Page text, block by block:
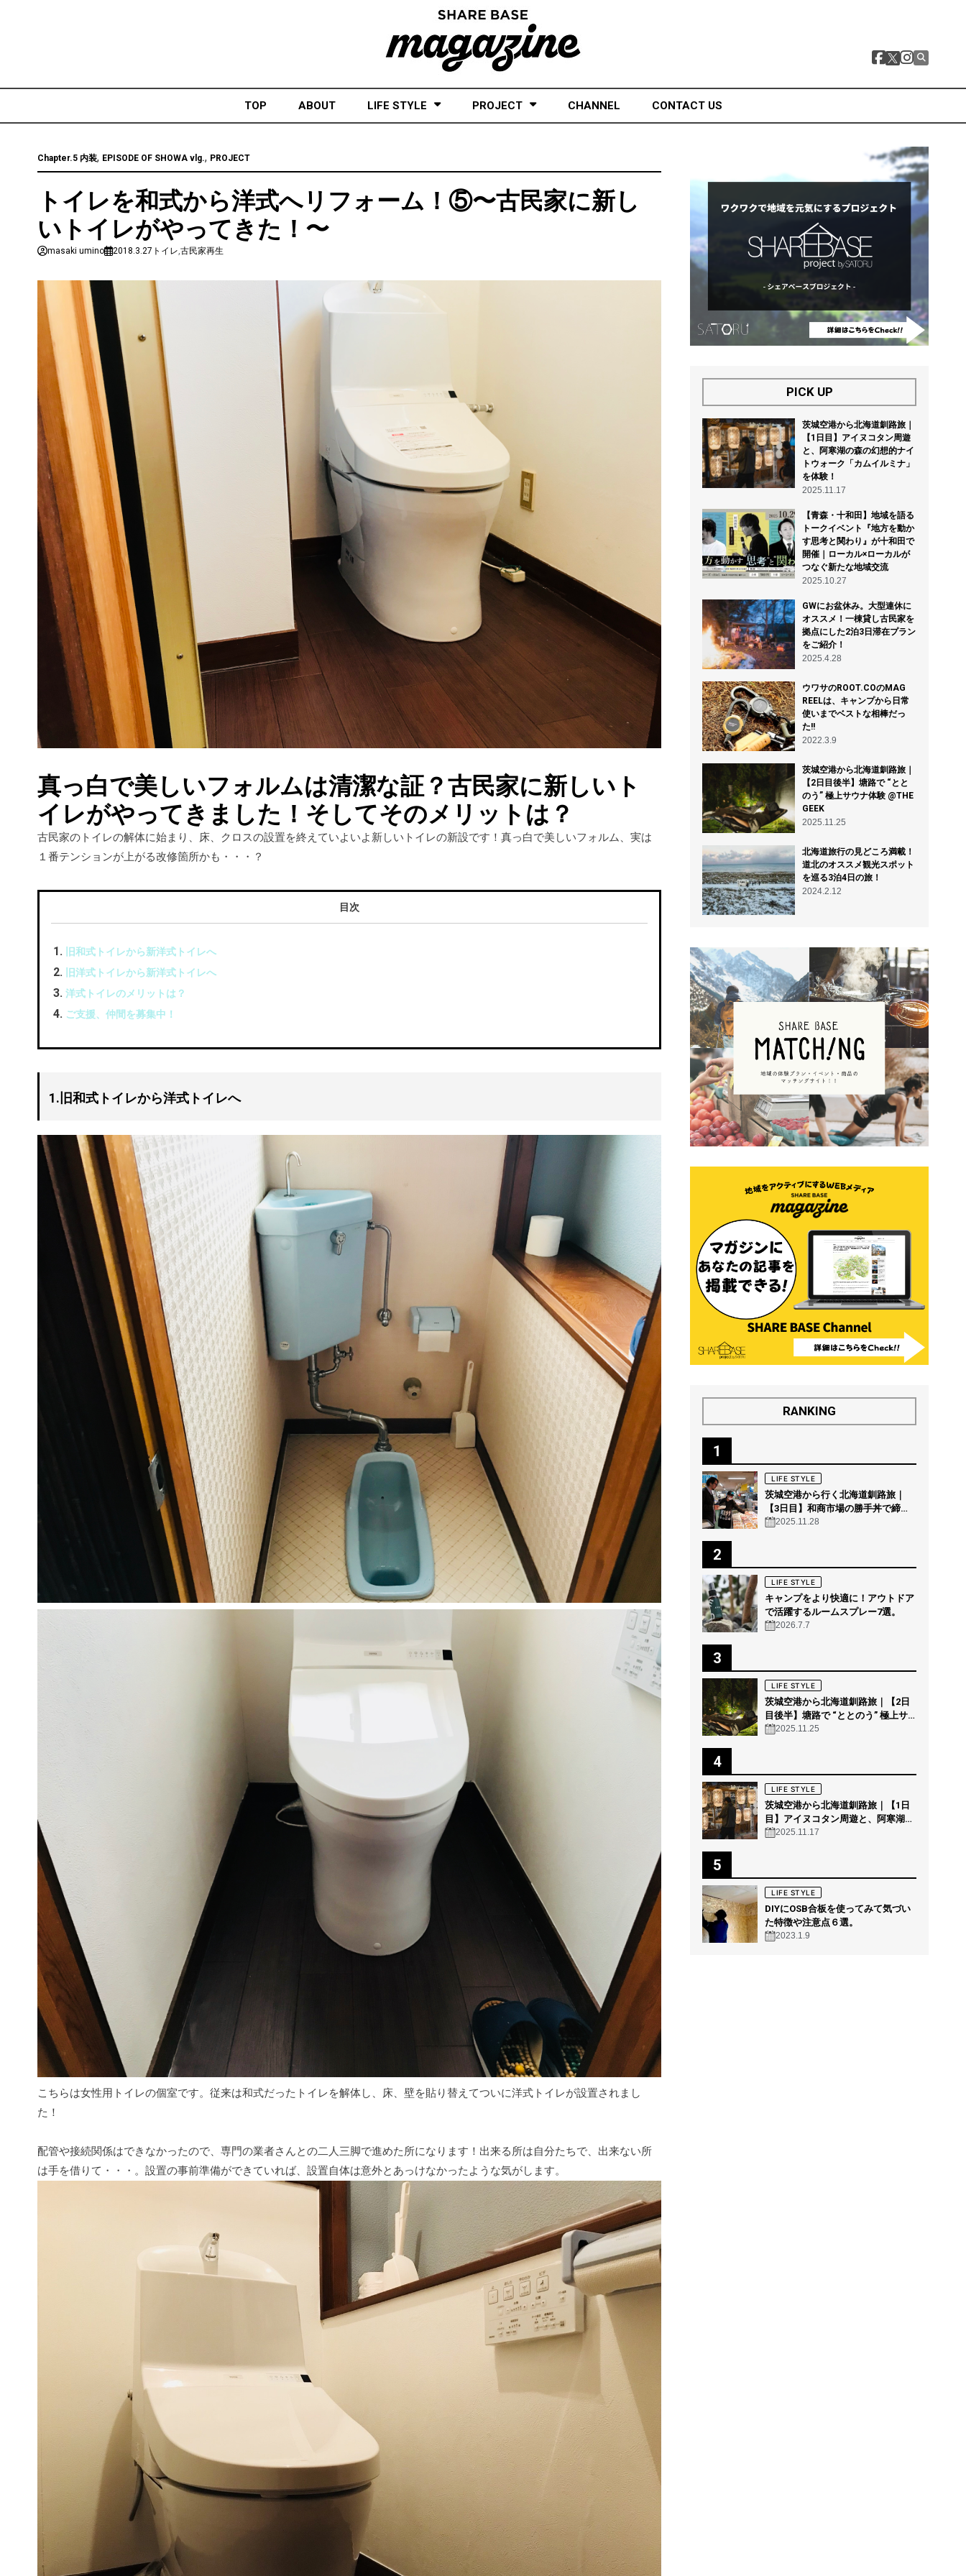
TOP ABOUT LIFE STYLE PROJECT CHANNEL CONTACT US
Chapter.5 内装, EPISODE OF SHOWA vlg., PROJECT
トイレを和式から洋式へリフォーム！⑤〜古民家に新し
いトイレがやってきた！〜
masaki umino 2018.3.27 トイレ,古民家再生
真っ白で美しいフォルムは清潔な証？古民家に新しいト
イレがやってきました！そしてそのメリットは？
古民家のトイレの解体に始まり、床、クロスの設置を終えていよいよ新しいトイレの新設です！真っ白で美しいフォルム、実は
１番テンションが上がる改修箇所かも・・・？
目次
旧和式トイレから新洋式トイレへ
旧洋式トイレから新洋式トイレへ
洋式トイレのメリットは？
ご支援、仲間を募集中！
1.旧和式トイレから洋式トイレへ
こちらは女性用トイレの個室です。従来は和式だったトイレを解体し、床、壁を貼り替えてついに洋式トイレが設置されまし
た！
配管や接続関係はできなかったので、専門の業者さんとの二人三脚で進めた所になります！出来る所は自分たちで、出来ない所
は手を借りて・・・。設置の事前準備ができていれば、設置自体は意外とあっけなかったような気がします。
PICK UP
茨城空港から北海道釧路旅｜
【1日目】アイヌコタン周遊
と、阿寒湖の森の幻想的ナイ
トウォーク「カムイルミナ」
を体験！
2025.11.17
【青森・十和田】地域を語る
トークイベント『地方を動か
す思考と関わり』が十和田で
開催｜ローカル×ローカルが
つなぐ新たな地域交流
2025.10.27
GWにお盆休み。大型連休に
オススメ！一棟貸し古民家を
拠点にした2泊3日滞在プラン
をご紹介！
2025.4.28
ウワサのROOT.COのMAG
REELは、キャンプから日常
使いまでベストな相棒だっ
た!!
2022.3.9
茨城空港から北海道釧路旅｜
【2日目後半】塘路で “とと
のう” 極上サウナ体験 @THE
GEEK
2025.11.25
北海道旅行の見どころ満載！
道北のオススメ観光スポット
を巡る3泊4日の旅！
2024.2.12
RANKING
1
LIFE STYLE
茨城空港から行く北海道釧路旅｜
【3日目】和商市場の勝手丼で締め
る“釧路の朝グルメ”
2025.11.28
2
LIFE STYLE
キャンプをより快適に！アウトドア
で活躍するルームスプレー7選。
2026.7.7
3
LIFE STYLE
茨城空港から北海道釧路旅｜【2日
目後半】塘路で “ととのう” 極上サ
ウナ体験 @THE GEEK
2025.11.25
4
LIFE STYLE
茨城空港から北海道釧路旅｜【1日
目】アイヌコタン周遊と、阿寒湖の
森の幻想的ナイトウォーク「カムイ
2025.11.17
5
LIFE STYLE
DIYにOSB合板を使ってみて気づい
た特徴や注意点６選。
2023.1.9